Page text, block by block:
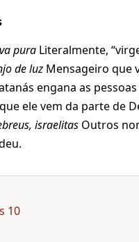
pura Literalmente,
de luz Mensageiro que
engana as
ele vem da parte de
israelitas Outros
10